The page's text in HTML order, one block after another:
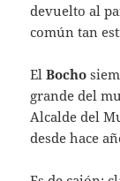
devuelto al
común tan
ElBocho
grande del
Alcalde del
desde hace